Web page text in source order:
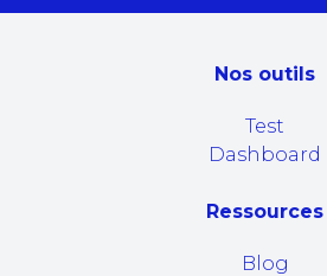
Nos outils
Test
Dashboard
Ressources
Blog